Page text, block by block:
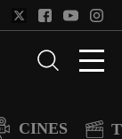
CINES